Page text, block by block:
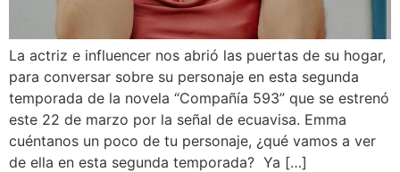
La actriz e influencer nos abrió las puertas de su hogar,
para conversar sobre su personaje en esta segunda
temporada de la novela “Compañía 593” que se estrenó
este 22 de marzo por la señal de ecuavisa. Emma
cuéntanos un poco de tu personaje, ¿qué vamos a ver
de ella en esta segunda temporada? Ya […]